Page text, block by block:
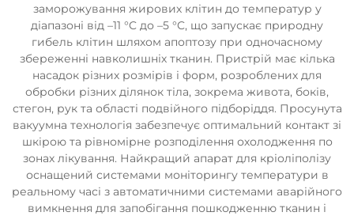
заморожування жирових клітин до температур у
діапазоні від –11 °C до –5 °C, що запускає природну
гибель клітин шляхом апоптозу при одночасному
збереженні навколишніх тканин. Пристрій має кілька
насадок різних розмірів і форм, розроблених для
обробки різних ділянок тіла, зокрема живота, боків,
стегон, рук та області подвійного підборіддя. Просунута
вакуумна технологія забезпечує оптимальний контакт зі
шкірою та рівномірне розподілення охолодження по
зонах лікування. Найкращий апарат для кріоліполізу
оснащений системами моніторингу температури в
реальному часі з автоматичними системами аварійного
вимкнення для запобігання пошкодженню тканин і